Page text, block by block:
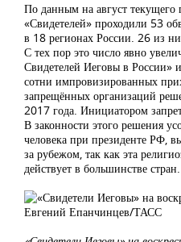
По данным на август текущего
«Свидетелей» проходили 53
в 18 регионах России. 26 из
С тех пор это число явно
Свидетелей Иеговы в России»
сотни импровизированных
запрещённых организаций
2017 года. Инициатором
В законности этого решения
человека при президенте РФ,
за рубежом, так как эта
действует в большинстве стран.
Евгений Епанчинцев/ТАСС